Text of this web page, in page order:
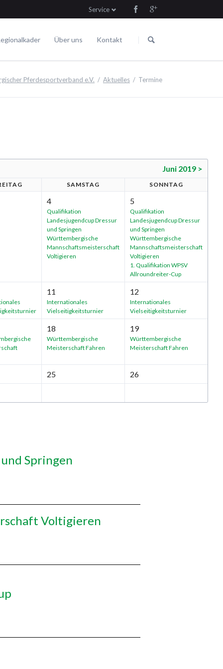
Service
überspringen
Über uns Kontakt
Pferdesportverband e.V. Aktuelles Termine
Juni 2019 >
EITAG SA MSTAG SONNTAG
4
Qualifikation
Landesjugendcup Dressur
und Springen
Württembergische
Mannschaftsmeisterschaft
Voltigieren
5
Qualifikation
Landesjugendcup Dressur
und Springen
Württembergische
Mannschaftsmeisterschaft
Voltigieren
1. Qualifikation WPSV
Allroundreiter-Cup
11
Internationales
Vielseitigkeitsturnier
12
Internationales
Vielseitigkeitsturnier
18
Württembergische
Meisterschaft Fahren
19
Württembergische
Meisterschaft Fahren
25 26
Springen
Voltigieren